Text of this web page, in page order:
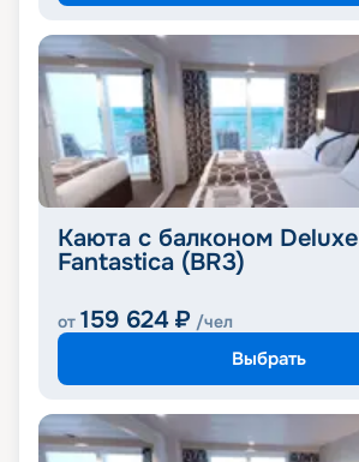
Каюта с балконом Deluxe
Fantastica (BR3)
от 159 624 ₽ /чел
Выбрать